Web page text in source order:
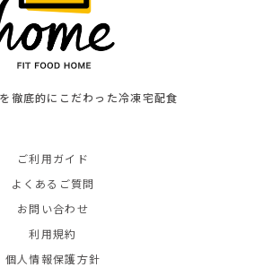
徹底的にこだわった冷凍宅配食
ご利用ガイド
よくあるご質問
お問い合わせ
利用規約
個人情報保護方針